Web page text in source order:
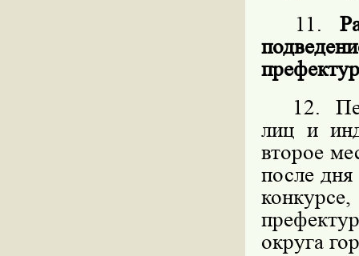
11.
12.
лиц и
второе
после дня
округа